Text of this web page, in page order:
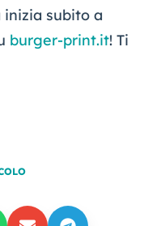
subito a
burger-print.it! Ti